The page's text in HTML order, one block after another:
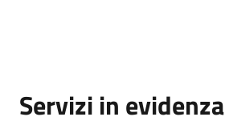
Servizi in evidenza